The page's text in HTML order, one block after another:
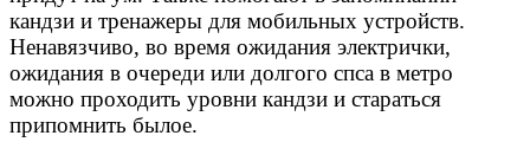
кандзи и тренажеры для мобильных устройств.
Ненавязчиво, во время ожидания электрички,
ожидания в очереди или долгого спса в метро
можно проходить уровни кандзи и стараться
припомнить былое.